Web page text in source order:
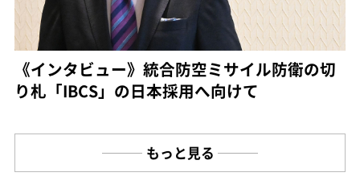
《インタビュー》統合防空ミサイル防衛の切
り札「IBCS」の日本採用へ向けて
もっと見る